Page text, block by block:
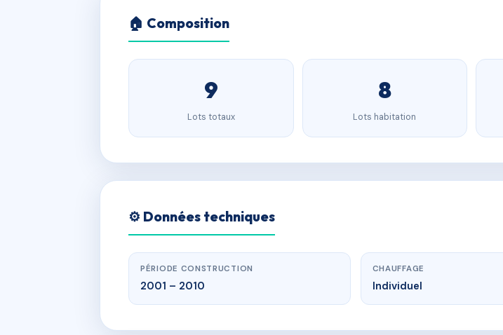
🏠 Composition
9
Lots totaux
8
Lots habitation
⚙️ Données techniques
PÉRIODE CONSTRUCTION
2001 – 2010
CHAUFFAGE
Individuel